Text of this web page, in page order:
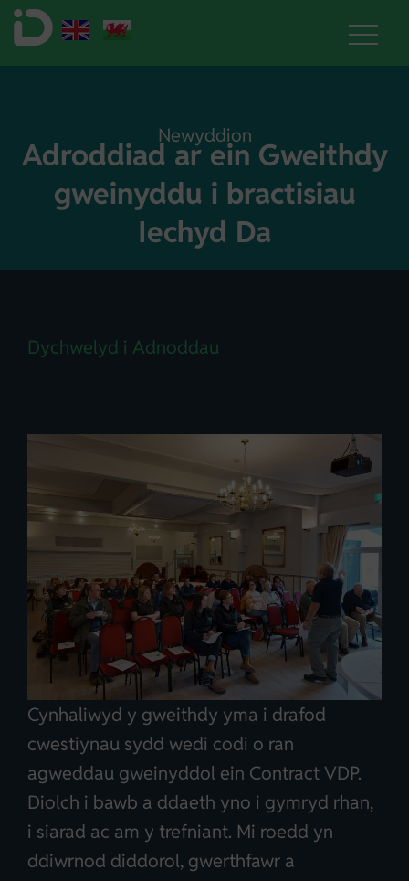
Newyddion
Adroddiad ar ein Gweithdy
gweinyddu i bractisiau
Iechyd Da
Dychwelyd i Adnoddau
Cynhaliwyd y gweithdy yma i drafod
cwestiynau sydd wedi codi o ran
agweddau gweinyddol ein Contract VDP.
Diolch i bawb a ddaeth yno i gymryd rhan,
i siarad ac am y trefniant. Mi roedd yn
ddiwrnod diddorol, gwerthfawr a